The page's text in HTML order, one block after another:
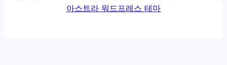
아스트라 워드프레스 테마